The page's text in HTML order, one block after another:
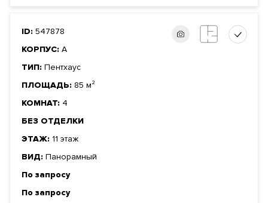
ID: 547878
КОРПУС: А
ТИП: Пентхаус
ПЛОЩАДЬ: 85 м²
КОМНАТ: 4
БЕЗ ОТДЕЛКИ
ЭТАЖ: 11 этаж
ВИД: Панорамный
По запросу
По запросу